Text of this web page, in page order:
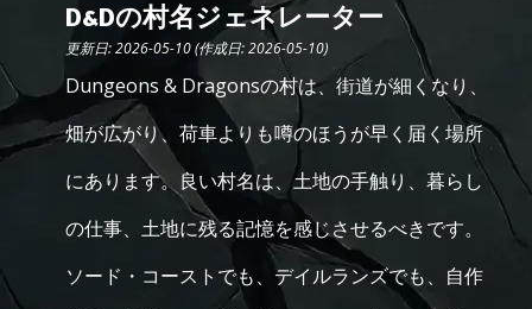
D&Dの村名ジェネレーター
更新日: 2026-05-10 (作成日: 2026-05-10)
Dungeons & Dragonsの村は、街道が細くなり、
畑が広がり、荷車よりも噂のほうが早く届く場所
にあります。良い村名は、土地の手触り、暮らし
の仕事、土地に残る記憶を感じさせるべきです。
ソード・コーストでも、デイルランズでも、自作